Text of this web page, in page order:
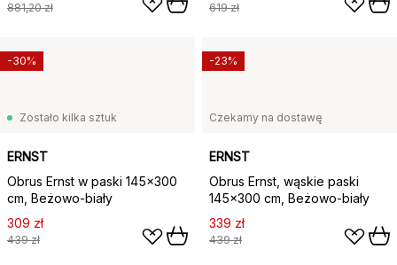
881,20 zł 619 zł
Zostało kilka sztuk
ERNST
Obrus Ernst w paski 145x300
cm, Beżowo-biały
309 zł
439 zł
-30%
Czekamy na dostawę
ERNST
Obrus Ernst, wąskie paski
145x300 cm, Beżowo-biały
339 zł
439 zł
-23%